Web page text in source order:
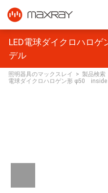
LED電球ダイクロハロ
デル
照明器具のマックスレイ > 製品検索
電球ダイクロハロゲン形 φ50 inside